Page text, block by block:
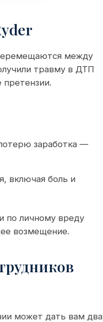
между
травму в ДТП
заработка —
включая боль и
по личному вреду
возмещение.
может дать вам два